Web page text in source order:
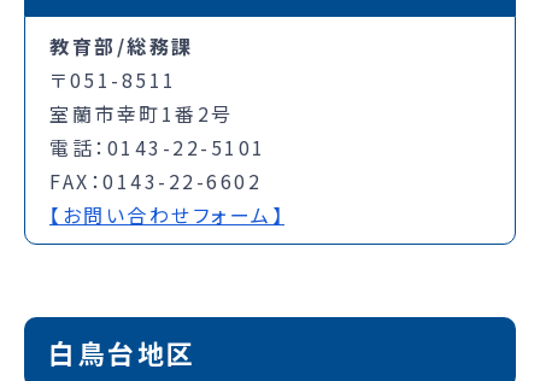
教育部/総務課
〒051-8511
室蘭市幸町1番2号
電話：0143-22-5101
FAX：0143-22-6602
【お問い合わせフォーム】
白鳥台地区